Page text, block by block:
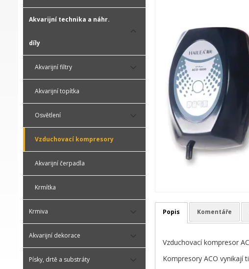
Akvarijní technika a náhr.
díly
Akvarijní filtry
Akvarijní topítka
Osvětlení
Vzduchovací kompresory
Akvarijní čerpadla
Krmítka
Krmiva
Akvarijní dekorace
Písky, drtě a substráty
Popis Komentáře
Vzduchovací kompresor
Kompresory ACO vynikají